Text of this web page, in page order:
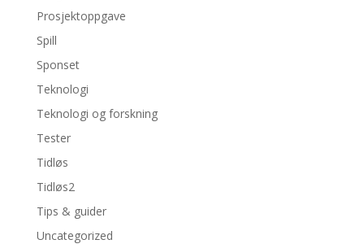
Prosjektoppgave
Spill
Sponset
Teknologi
Teknologi og forskning
Tester
Tidløs
Tidløs2
Tips & guider
Uncategorized